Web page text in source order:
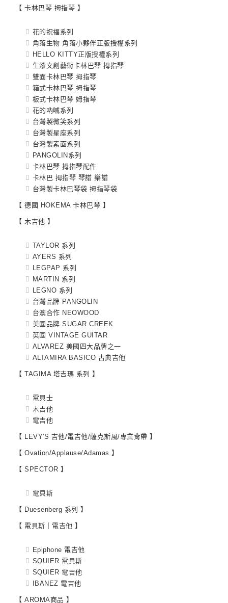
【 卡林巴琴 拇指琴 】
花的祝福系列
角落生物 角落小夥伴正版授權系列
HELLO KITTY正版授權系列
生漆文創藝術卡林巴琴 拇指琴
雙面卡林巴琴 拇指琴
箱式卡林巴琴 拇指琴
板式卡林巴琴 姆指琴
花的吶喊系列
台灣製微笑系列
台灣製星座系列
台灣製素面系列
PANGOLIN系列
卡林巴琴 拇指琴配件
卡林巴 拇指琴 琴譜 樂譜
台灣製卡林巴琴袋 拇指琴袋
【 德國 HOKEMA 卡林巴琴 】
【 木吉他 】
TAYLOR 系列
AYERS 系列
LEGPAP 系列
MARTIN 系列
LEGNO 系列
台灣品牌 PANGOLIN
台澳合作 NEOWOOD
美國品牌 SUGAR CREEK
英國 VINTAGE GUITAR
ALVAREZ 美國四大品牌之一
ALTAMIRA BASICO 古典吉他
【 TAGIMA 塔吉瑪 系列 】
電貝士
木吉他
電吉他
【 LEVY'S 吉他/電吉他/薩克斯風/專業背帶 】
【 Ovation/Applause/Adamas 】
【 SPECTOR 】
電貝斯
【 Duesenberg 系列 】
【 電貝斯｜電吉他 】
Epiphone 電吉他
SQUIER 電貝斯
SQUIER 電吉他
IBANEZ 電吉他
【 AROMA商品 】